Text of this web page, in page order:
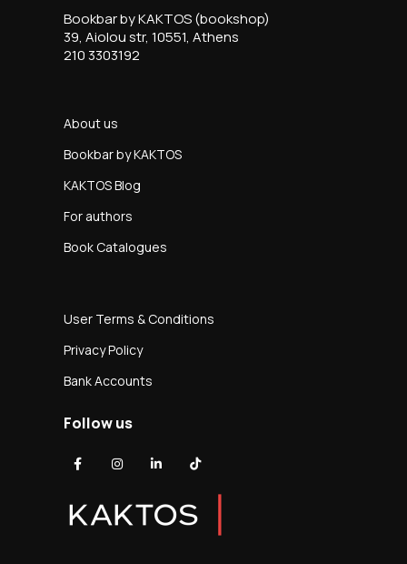
Bookbar by KAKTOS (bookshop)
39, Aiolou str, 10551, Athens
210 3303192
About us
Bookbar by KAKTOS
KAKTOS Blog
For authors
Book Catalogues
User Terms & Conditions
Privacy Policy
Bank Accounts
Follow us